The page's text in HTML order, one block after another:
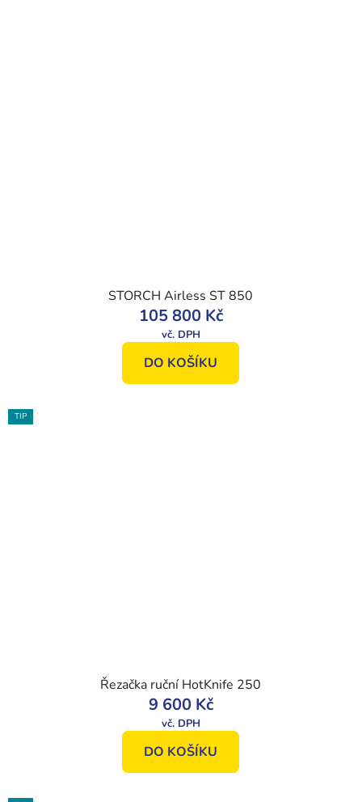
STORCH Airless ST 850
105 800 Kč
DO KOŠÍKU
TIP
Řezačka ruční HotKnife 250
9 600 Kč
DO KOŠÍKU